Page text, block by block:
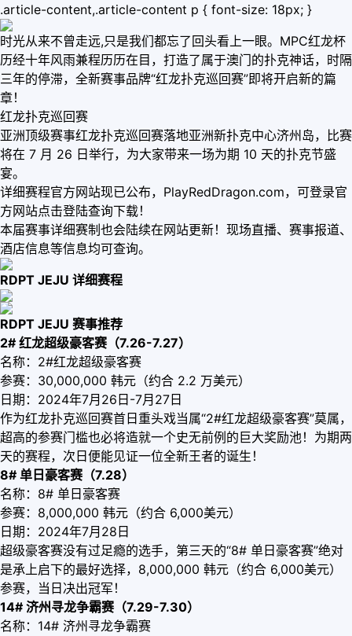
.article-content,.article-content p { font-size: 18px; }
时光从来不曾走远,只是我们都忘了回头看上一眼。MPC红龙杯
历经十年风雨兼程历历在目，打造了属于澳门的扑克神话，时隔
三年的停滞，全新赛事品牌“红龙扑克巡回赛”即将开启新的篇
章！
红龙扑克巡回赛
亚洲顶级赛事红龙扑克巡回赛落地亚洲新扑克中心济州岛，比赛
将在 7 月 26 日举行，为大家带来一场为期 10 天的扑克节盛
宴。
详细赛程官方网站现已公布，PlayRedDragon.com，可登录官
方网站点击登陆查询下载！
本届赛事详细赛制也会陆续在网站更新！现场直播、赛事报道、
酒店信息等信息均可查询。
RDPT JEJU 详细赛程
RDPT JEJU 赛事推荐
2# 红龙超级豪客赛（7.26-7.27）
名称：2#红龙超级豪客赛
参赛：30,000,000 韩元（约合 2.2 万美元）
日期：2024年7月26日-7月27日
作为红龙扑克巡回赛首日重头戏当属“2#红龙超级豪客赛”莫属，
超高的参赛门槛也必将造就一个史无前例的巨大奖励池！为期两
天的赛程，次日便能见证一位全新王者的诞生！
8# 单日豪客赛（7.28）
名称：8# 单日豪客赛
参赛：8,000,000 韩元（约合 6,000美元）
日期：2024年7月28日
超级豪客赛没有过足瘾的选手，第三天的“8# 单日豪客赛”绝对
是承上启下的最好选择，8,000,000 韩元（约合 6,000美元）
参赛，当日决出冠军！
14# 济州寻龙争霸赛（7.29-7.30）
名称：14# 济州寻龙争霸赛